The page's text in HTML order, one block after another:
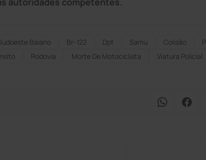
Baiano Br-122 Dpt Samu Colisão
Rodovia Morte De Motociclista Viatura Policial